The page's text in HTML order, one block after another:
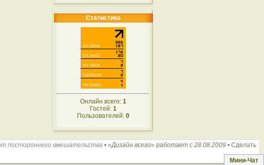
Статистика
Онлайн всего: 1
Гостей: 1
Пользователей: 0
Мини-Чат
постороннего вмешательства • «Дизайн всего» работает с 28.08.2009• Сделать